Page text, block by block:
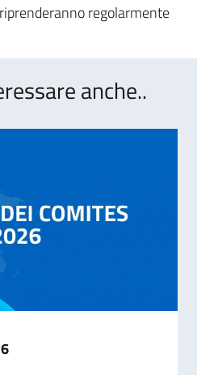
regolarmente
anche..